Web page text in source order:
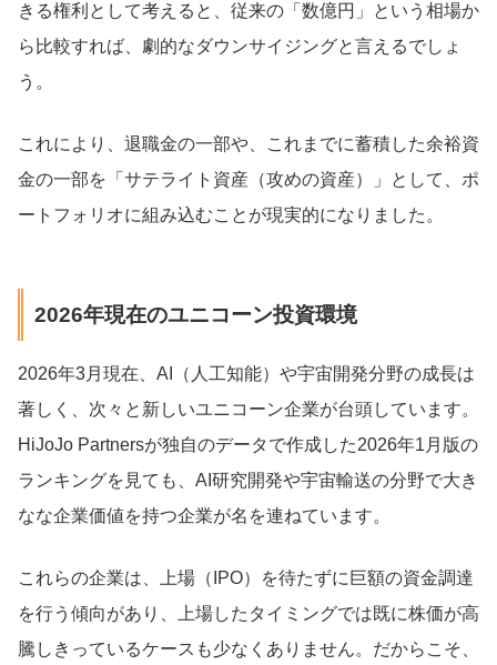
きる権利として考えると、従来の「数億円」という相場か
ら比較すれば、劇的なダウンサイジングと言えるでしょ
う。
これにより、退職金の一部や、これまでに蓄積した余裕資
金の一部を「サテライト資産（攻めの資産）」として、ポ
ートフォリオに組み込むことが現実的になりました。
2026年現在のユニコーン投資環境
2026年3月現在、AI（人工知能）や宇宙開発分野の成長は
著しく、次々と新しいユニコーン企業が台頭しています。
HiJoJo Partnersが独自のデータで作成した2026年1月版の
ランキングを見ても、AI研究開発や宇宙輸送の分野で大き
なな企業価値を持つ企業が名を連ねています。
これらの企業は、上場（IPO）を待たずに巨額の資金調達
を行う傾向があり、上場したタイミングでは既に株価が高
騰しきっているケースも少なくありません。だからこそ、